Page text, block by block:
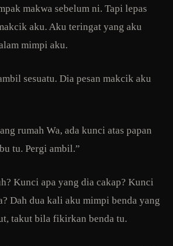
makwa sebelum ni. Tapi lepas
aku. Aku teringat yang aku
mimpi aku.
sesuatu. Dia pesan makcik aku
rumah Wa, ada kunci atas papan
tu. Pergi ambil.”
Kunci apa yang dia cakap? Kunci
Dah dua kali aku mimpi benda yang
takut bila fikirkan benda tu.